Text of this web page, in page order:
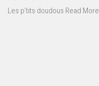
Les p’tits doudous Read More